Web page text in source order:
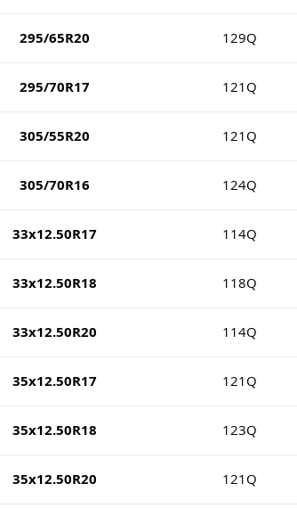
295/65R20 129Q
295/70R17 121Q
305/55R20 121Q
305/70R16 124Q
33x12.50R17 114Q
33x12.50R18 118Q
33x12.50R20 114Q
35x12.50R17 121Q
35x12.50R18 123Q
35x12.50R20 121Q